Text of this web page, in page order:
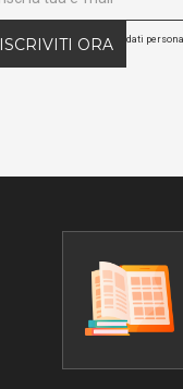
ISCRIVITI ORA dati